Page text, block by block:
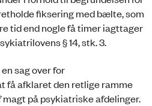
fiksering med bælte, som
tid end nogle få timer iagttager
§ 14, stk. 3.
sag over for
få afklaret den retlige ramme
på psykiatriske afdelinger.